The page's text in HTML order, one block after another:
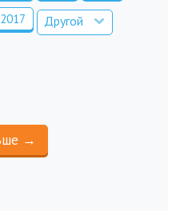
2017 Другой